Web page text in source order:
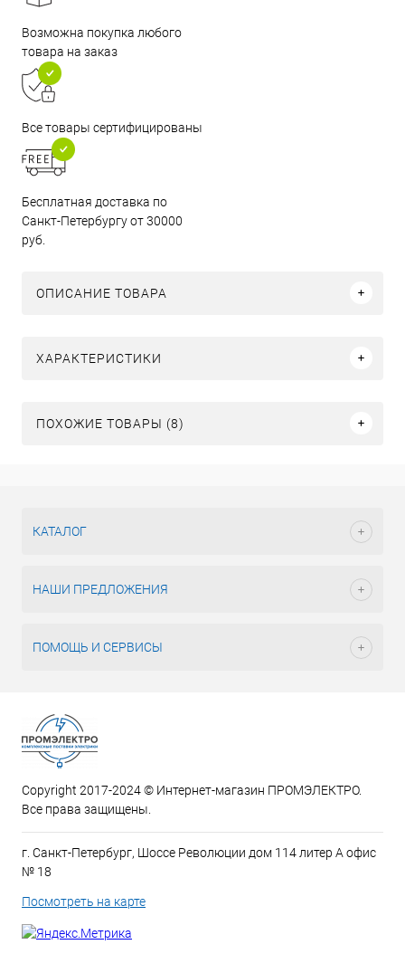
Возможна покупка любого
товара на заказ
Все товары сертифицированы
Бесплатная доставка по
Санкт-Петербургу от 30000
руб.
ОПИСАНИЕ ТОВАРА
ХАРАКТЕРИСТИКИ
ПОХОЖИЕ ТОВАРЫ (8)
КАТАЛОГ
НАШИ ПРЕДЛОЖЕНИЯ
ПОМОЩЬ И СЕРВИСЫ
Copyright 2017-2024 © Интернет-магазин ПРОМЭЛЕКТРО.
Все права защищены.
г. Санкт-Петербург, Шоссе Революции дом 114 литер А офис
№ 18
Посмотреть на карте